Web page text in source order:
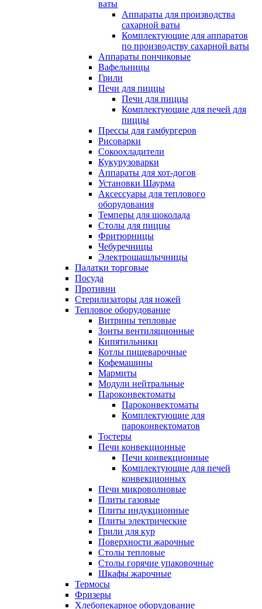
ваты
Аппараты для производства
сахарной ваты
Комплектующие для аппаратов
по производству сахарной ваты
Аппараты пончиковые
Вафельницы
Грили
Печи для пиццы
Печи для пиццы
Комплектующие для печей для
пиццы
Прессы для гамбургеров
Рисоварки
Сокоохладители
Кукурузоварки
Аппараты для хот-догов
Установки Шаурма
Аксессуары для теплового
оборудования
Темперы для шоколада
Столы для пиццы
Фритюрницы
Чебуречницы
Электрошашлычницы
Палатки торговые
Посуда
Противни
Стерилизаторы для ножей
Тепловое оборудование
Витрины тепловые
Зонты вентиляционные
Кипятильники
Котлы пищеварочные
Кофемашины
Мармиты
Модули нейтральные
Пароконвектоматы
Пароконвектоматы
Комплектующие для
пароконвектоматов
Тостеры
Печи конвекционные
Печи конвекционные
Комплектующие для печей
конвекционных
Печи микроволновые
Плиты газовые
Плиты индукционные
Плиты электрические
Грили для кур
Поверхности жарочные
Столы тепловые
Столы горячие упаковочные
Шкафы жарочные
Термосы
Фризеры
Хлебопекарное оборудование